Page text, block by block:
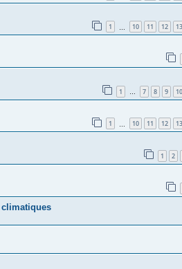
1 10 11 12 13
1 … 7 8 9 10
1 10 11 12 13
1 2